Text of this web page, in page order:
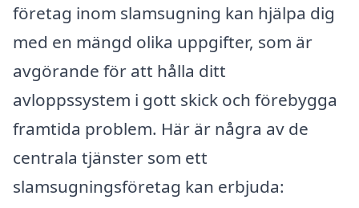
företag inom slamsugning kan hjälpa dig
med en mängd olika uppgifter, som är
avgörande för att hålla ditt
avloppssystem i gott skick och förebygga
framtida problem. Här är några av de
centrala tjänster som ett
slamsugningsföretag kan erbjuda: